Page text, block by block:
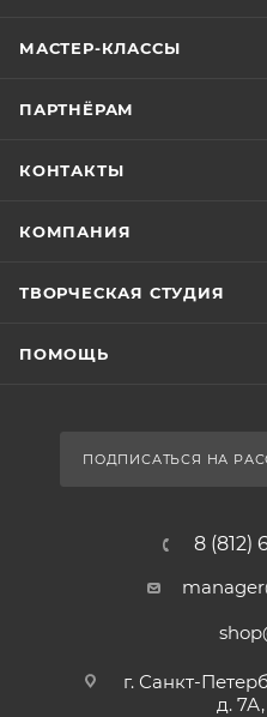
МАСТЕР-КЛАССЫ
ПАРТНЁРАМ
КОНТАКТЫ
КОМПАНИЯ
ТВОРЧЕСКАЯ СТУДИЯ
ПОМОЩЬ
ПОДПИСАТЬСЯ НА
8 (812)
г. Санкт-
д.